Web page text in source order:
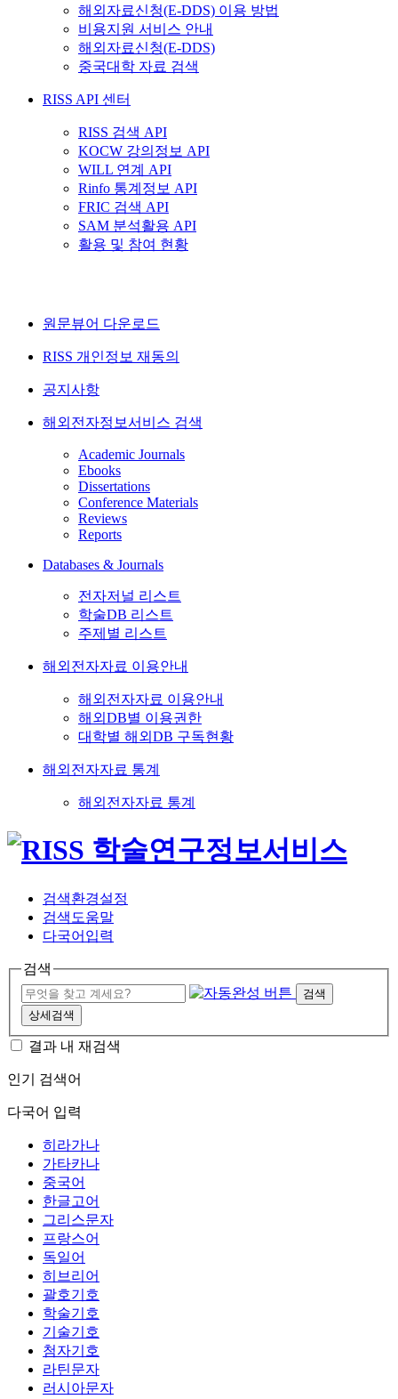
해외자료신청(E-DDS) 이용 방법
비용지원 서비스 안내
해외자료신청(E-DDS)
중국대학 자료 검색
RISS API 센터
RISS 검색 API
KOCW 강의정보 API
WILL 연계 API
Rinfo 통계정보 API
FRIC 검색 API
SAM 분석활용 API
활용 및 참여 현황
원문뷰어 다운로드
RISS 개인정보 재동의
공지사항
해외전자정보서비스 검색
Academic Journals
Ebooks
Dissertations
Conference Materials
Reviews
Reports
Databases & Journals
전자저널 리스트
학술DB 리스트
주제별 리스트
해외전자자료 이용안내
해외전자자료 이용안내
해외DB별 이용권한
대학별 해외DB 구독현황
해외전자자료 통계
해외전자자료 통계
검색환경설정
검색도움말
다국어입력
검색
검색
상세검색
결과 내 재검색
인기 검색어
다국어 입력
히라가나
가타카나
중국어
한글고어
그리스문자
프랑스어
독일어
히브리어
괄호기호
학술기호
기술기호
첨자기호
라틴문자
러시아문자